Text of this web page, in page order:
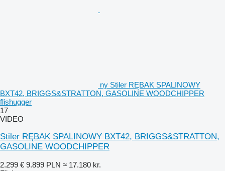
ny Stiler RĘBAK SPALINOWY
BXT42, BRIGGS&STRATTON, GASOLINE WOODCHIPPER
flishugger
17
VIDEO
Stiler RĘBAK SPALINOWY BXT42, BRIGGS&STRATTON,
GASOLINE WOODCHIPPER
2.299 € 9.899 PLN ≈ 17.180 kr.